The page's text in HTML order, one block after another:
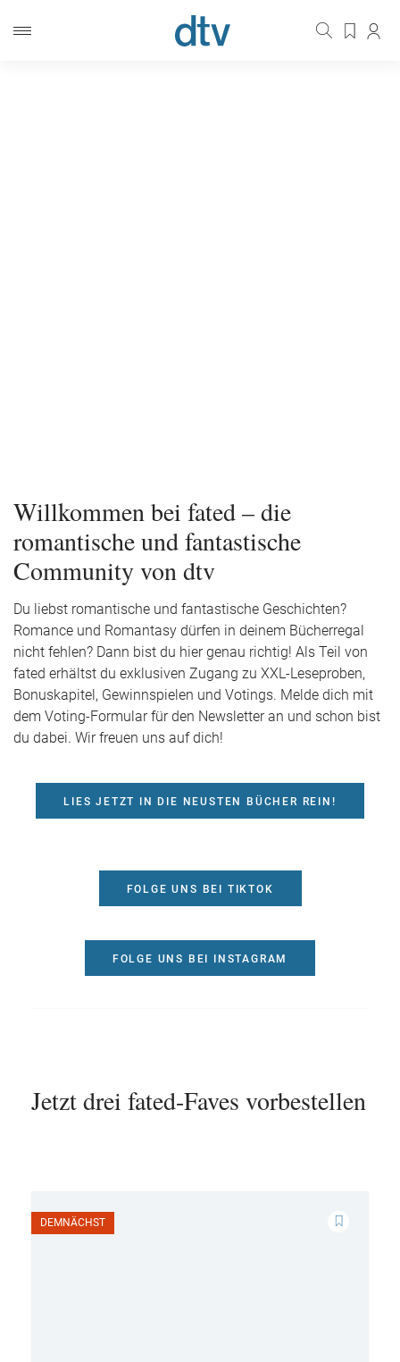
Willkommen bei fated – die
romantische und fantastische
Community von dtv
Du liebst romantische und fantastische Geschichten?
Romance und Romantasy dürfen in deinem Bücherregal
nicht fehlen? Dann bist du hier genau richtig! Als Teil von
fated erhältst du exklusiven Zugang zu XXL-Leseproben,
Bonuskapitel, Gewinnspielen und Votings. Melde dich mit
dem Voting-Formular für den Newsletter an und schon bist
du dabei. Wir freuen uns auf dich!
LIES JETZT IN DIE NEUSTEN BÜCHER REIN!
FOLGE UNS BEI TIKTOK
FOLGE UNS BEI INSTAGRAM
Jetzt drei fated-Faves vorbestellen
DEMNÄCHST